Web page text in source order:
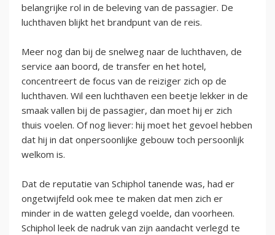
belangrijke rol in de beleving van de passagier. De
luchthaven blijkt het brandpunt van de reis.
Meer nog dan bij de snelweg naar de luchthaven, de
service aan boord, de transfer en het hotel,
concentreert de focus van de reiziger zich op de
luchthaven. Wil een luchthaven een beetje lekker in de
smaak vallen bij de passagier, dan moet hij er zich
thuis voelen. Of nog liever: hij moet het gevoel hebben
dat hij in dat onpersoonlijke gebouw toch persoonlijk
welkom is.
Dat de reputatie van Schiphol tanende was, had er
ongetwijfeld ook mee te maken dat men zich er
minder in de watten gelegd voelde, dan voorheen.
Schiphol leek de nadruk van zijn aandacht verlegd te